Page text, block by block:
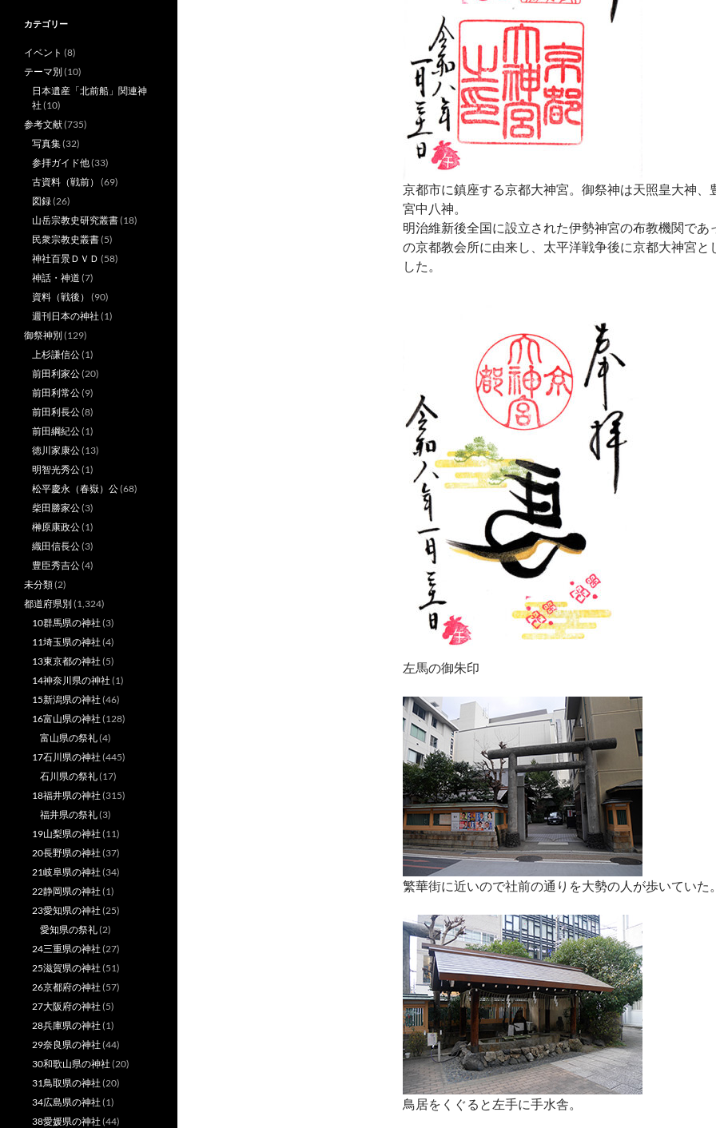
京都市に鎮座する京都大神宮。御祭神は天照皇大神、
宮中八神。
明治維新後全国に設立された伊勢神宮の布教機関であ
の京都教会所に由来し、太平洋戦争後に京都大神宮と
した。
左馬の御朱印
繁華街に近いので社前の通りを大勢の人が歩いていた
鳥居をくぐると左手に手水舎。
カテゴリー
イベント (8)
テーマ別 (10)
日本遺産「北前船」関連神
社 (10)
参考文献(735)
写真集(32)
参拝ガイド他(33)
古資料（戦前） (69)
図録(26)
山岳宗教史研究叢書(18)
民衆宗教史叢書(5)
神社百景ＤＶＤ (58)
神話・神道 (7)
資料（戦後） (90)
週刊日本の神社 (1)
御祭神別 (129)
上杉謙信公(1)
前田利家公(20)
前田利常公(9)
前田利長公(8)
前田綱紀公(1)
徳川家康公(13)
明智光秀公(1)
松平慶永（春嶽）公(68)
柴田勝家公(3)
榊原康政公(1)
織田信長公(3)
豊臣秀吉公(4)
未分類(2)
都道府県別 (1,324)
10群馬県の神社 (3)
11埼玉県の神社 (4)
13東京都の神社 (5)
14神奈川県の神社 (1)
15新潟県の神社 (46)
16富山県の神社 (128)
富山県の祭礼(4)
17石川県の神社 (445)
石川県の祭礼(17)
18福井県の神社 (315)
福井県の祭礼(3)
19山梨県の神社 (11)
20長野県の神社 (37)
21岐阜県の神社 (34)
22静岡県の神社 (1)
23愛知県の神社 (25)
愛知県の祭礼(2)
24三重県の神社 (27)
25滋賀県の神社 (51)
26京都府の神社 (57)
27大阪府の神社 (5)
28兵庫県の神社 (1)
29奈良県の神社 (44)
30和歌山県の神社 (20)
31鳥取県の神社 (20)
34広島県の神社 (1)
38愛媛県の神社 (44)